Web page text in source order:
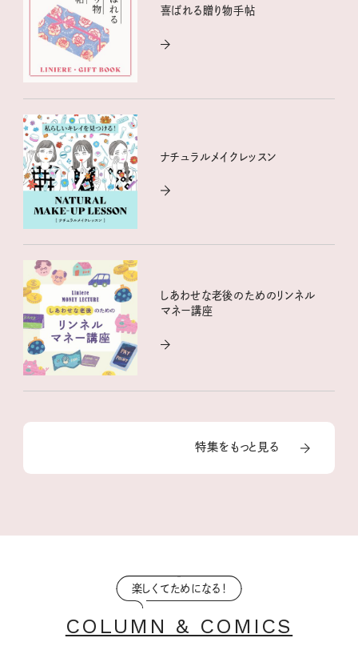
喜ばれる贈り物手帖
ナチュラルメイクレッスン
しあわせな老後のためのリンネル
マネー講座
特集をもっと見る
楽しくてためになる！
COLUMN & COMICS